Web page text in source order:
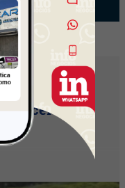
en
crecer sus